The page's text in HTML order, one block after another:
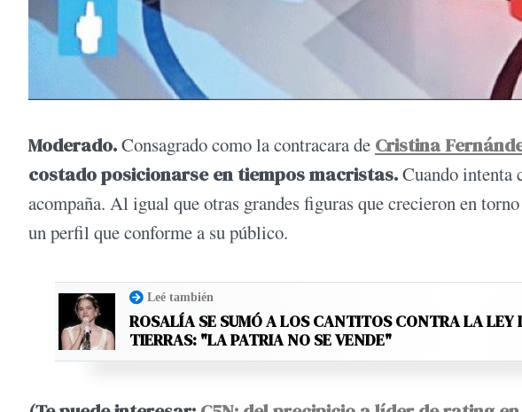
Moderado.Consagrado como la contracara de Cristina
costado posicionarse en tiempos macristas.Cuando intenta
acompaña. Al igual que otras grandes figuras que crecieron en
un perfil que conforme a su público.
Leé también
ROSALÍA SE SUMÓ A LOS CANTITOS CONTRA LA LEY
TIERRAS: "LA PATRIA NO SE VENDE"